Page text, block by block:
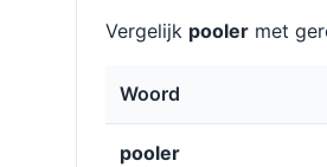
Vergelijk pooler met
Woord
pooler